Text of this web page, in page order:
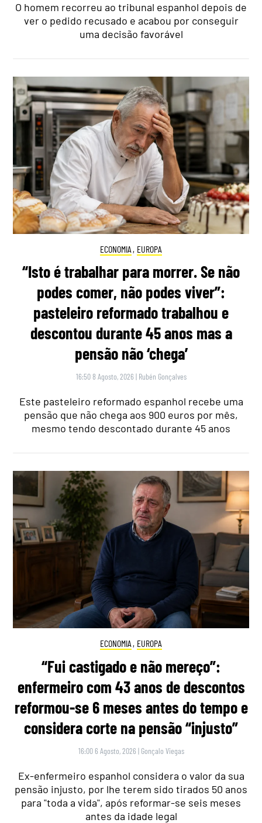
O homem recorreu ao tribunal espanhol depois de
ver o pedido recusado e acabou por conseguir
uma decisão favorável
ECONOMIA , EUROPA
“Isto é trabalhar para morrer. Se não
podes comer, não podes viver”:
pasteleiro reformado trabalhou e
descontou durante 45 anos mas a
pensão não ‘chega’
16:50 8 Agosto, 2026 | Rubén Gonçalves
Este pasteleiro reformado espanhol recebe uma
pensão que não chega aos 900 euros por mês,
mesmo tendo descontado durante 45 anos
ECONOMIA , EUROPA
“Fui castigado e não mereço”:
enfermeiro com 43 anos de descontos
reformou-se 6 meses antes do tempo e
considera corte na pensão “injusto”
16:00 6 Agosto, 2026 | Gonçalo Viegas
Ex-enfermeiro espanhol considera o valor da sua
pensão injusto, por lhe terem sido tirados 50 anos
para "toda a vida", após reformar-se seis meses
antes da idade legal